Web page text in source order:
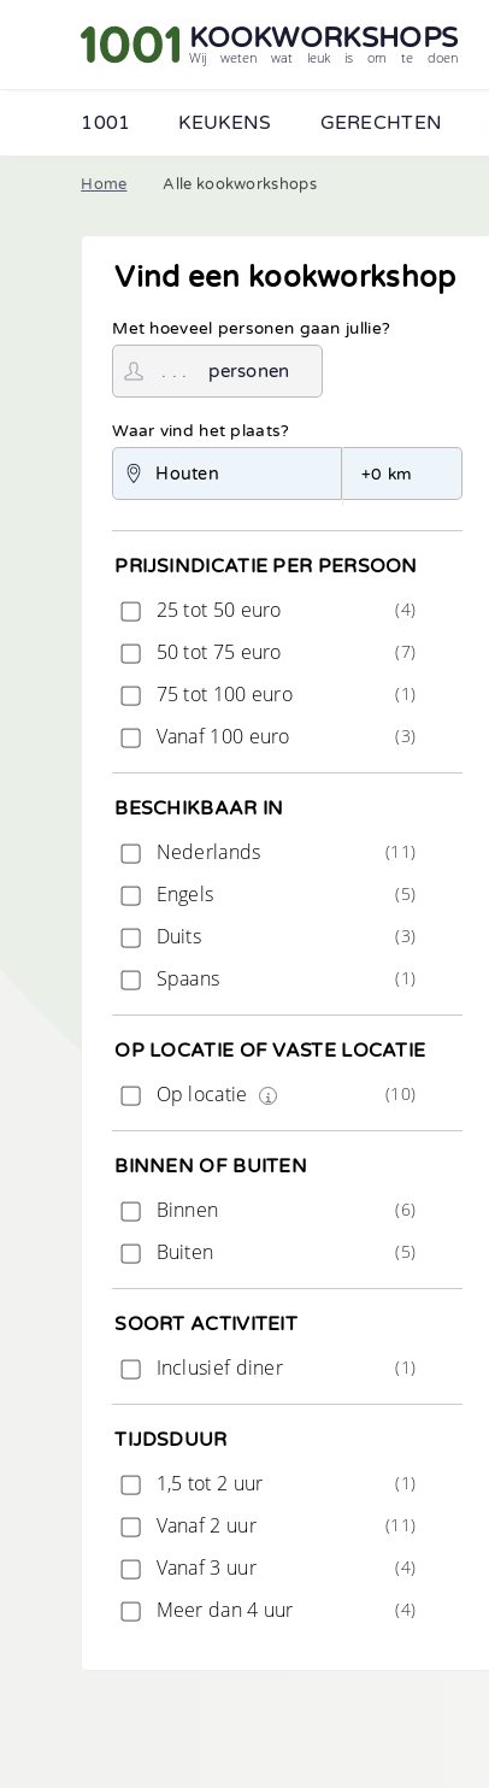
KOOKWORKSHOPS
Wij weten wat leuk is om te doen
1001 KEUKENS GERECHTEN
Home Alle kookworkshops
Vind een kookworkshop
Met hoeveel personen gaan jullie?
personen
Waar vind het plaats?
PRIJSINDICATIE PER PERSOON
25 tot 50 euro (4)
50 tot 75 euro (7)
75 tot 100 euro (1)
Vanaf 100 euro (3)
BESCHIKBAAR IN
Nederlands (11)
Engels (5)
Duits (3)
Spaans (1)
OP LOCATIE OF VASTE LOCATIE
Op locatie (10)
BINNEN OF BUITEN
Binnen (6)
Buiten (5)
SOORT ACTIVITEIT
Inclusief diner (1)
TIJDSDUUR
1,5 tot 2 uur (1)
Vanaf 2 uur (11)
Vanaf 3 uur (4)
Meer dan 4 uur (4)